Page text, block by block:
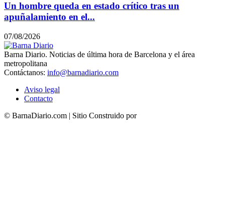
Un hombre queda en estado crítico tras un
apuñalamiento en el...
07/08/2026
Barna Diario. Noticias de última hora de Barcelona y el área
metropolitana
Contáctanos: info@barnadiario.com
Aviso legal
Contacto
© BarnaDiario.com | Sitio Construido por